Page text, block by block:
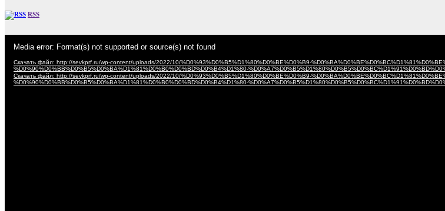
RSS
Media error: Format(s) not supported or source(s) not found
Скачать файл: http://sevkprf.ru/wp-content/uploads/2022/10/%D0%93%D0%B5%D1%80%D0%BE%D0%B9-
%D0%90%D0%BB%D0%B5%D0%BA%D1%81%D0%B0%D0%BD%D0%B4%D1%80-
Скачать файл: http://sevkprf.ru/wp-content/uploads/2022/10/%D0%93%D0%B5%D1%80%D0%BE%D0%B9-
%D0%90%D0%BB%D0%B5%D0%BA%D1%81%D0%B0%D0%BD%D0%B4%D1%80-